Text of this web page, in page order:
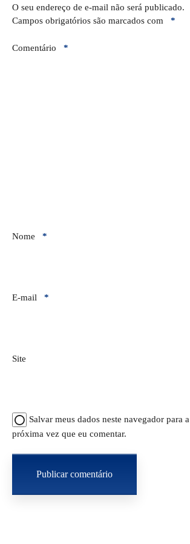
O seu endereço de e-mail não será publicado.
Campos obrigatórios são marcados com
*
Comentário *
Nome *
E-mail *
Site
Salvar meus dados neste navegador para a
próxima vez que eu comentar.